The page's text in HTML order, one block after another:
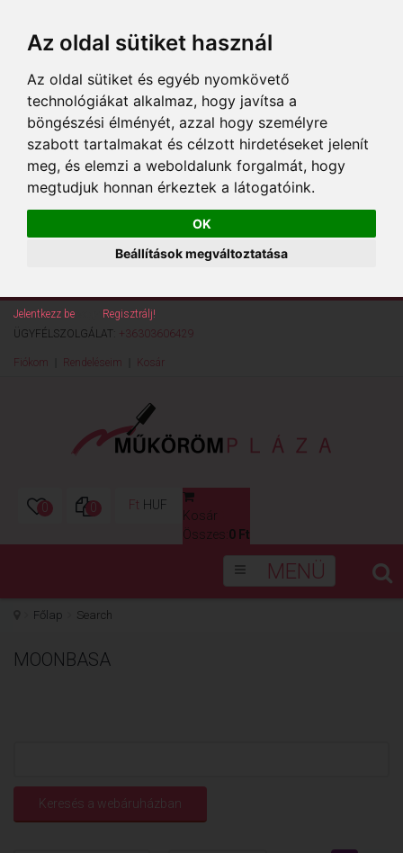
Az oldal sütiket használ
Az oldal sütiket és egyéb nyomkövető
technológiákat alkalmaz, hogy javítsa a
böngészési élményét, azzal hogy személyre
szabott tartalmakat és célzott hirdetéseket jelenít
meg, és elemzi a weboldalunk forgalmát, hogy
megtudjuk honnan érkeztek a látogatóink.
OK
Beállítások megváltoztatása
Jelentkezz be
Regisztrálj!
ÜGYFÉLSZOLGÁLAT: +36303606429
Fiókom Rendeléseim Kosár
0 0 Ft HUF
Kosár
Összes: 0 Ft
MENÜ
Főlap Search
MOONBASA